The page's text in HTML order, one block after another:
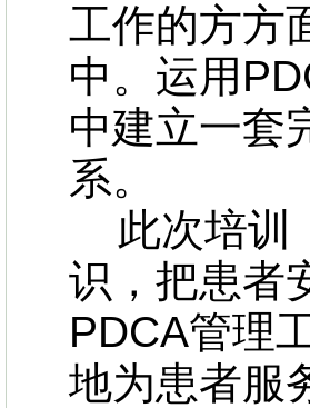
工作的方方
中。运用
中建立一套
系。
此次培训
识，把患者
PDCA管理
地为患者服